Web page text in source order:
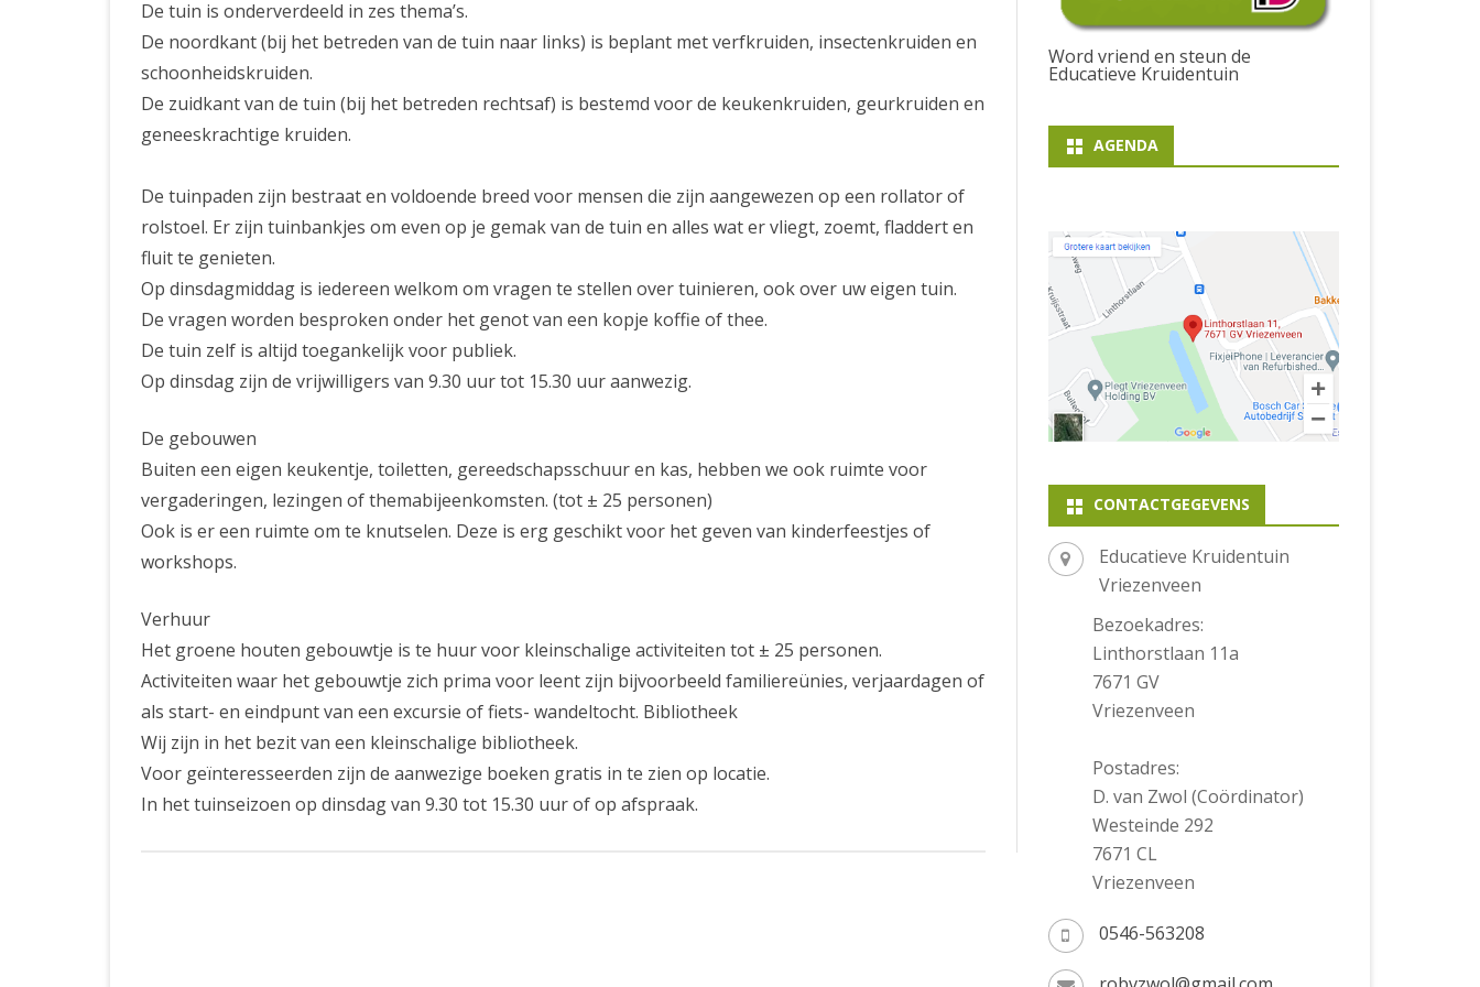
De tuin is onderverdeeld in zes thema’s.
De noordkant (bij het betreden van de tuin naar links) is beplant met verfkruiden, insectenkruiden en
schoonheidskruiden.
De zuidkant van de tuin (bij het betreden rechtsaf) is bestemd voor de keukenkruiden, geurkruiden en
geneeskrachtige kruiden.
De tuinpaden zijn bestraat en voldoende breed voor mensen die zijn aangewezen op een rollator of
rolstoel. Er zijn tuinbankjes om even op je gemak van de tuin en alles wat er vliegt, zoemt, fladdert en
fluit te genieten.
Op dinsdagmiddag is iedereen welkom om vragen te stellen over tuinieren, ook over uw eigen tuin.
De vragen worden besproken onder het genot van een kopje koffie of thee.
De tuin zelf is altijd toegankelijk voor publiek.
Op dinsdag zijn de vrijwilligers van 9.30 uur tot 15.30 uur aanwezig.
De gebouwen
Buiten een eigen keukentje, toiletten, gereedschapsschuur en kas, hebben we ook ruimte voor
vergaderingen, lezingen of themabijeenkomsten. (tot ± 25 personen)
Ook is er een ruimte om te knutselen. Deze is erg geschikt voor het geven van kinderfeestjes of
workshops.
Verhuur
Het groene houten gebouwtje is te huur voor kleinschalige activiteiten tot ± 25 personen.
Activiteiten waar het gebouwtje zich prima voor leent zijn bijvoorbeeld familiereünies, verjaardagen of
als start- en eindpunt van een excursie of fiets- wandeltocht. Bibliotheek
Wij zijn in het bezit van een kleinschalige bibliotheek.
Voor geïnteresseerden zijn de aanwezige boeken gratis in te zien op locatie.
In het tuinseizoen op dinsdag van 9.30 tot 15.30 uur of op afspraak.
Word vriend en steun de
Educatieve Kruidentuin
AGENDA
CONTACTGEGEVENS
Educatieve Kruidentuin
Vriezenveen
Bezoekadres:
Linthorstlaan 11a
7671 GV
Vriezenveen
Postadres:
D. van Zwol (Coördinator)
Westeinde 292
7671 CL
Vriezenveen
0546-563208